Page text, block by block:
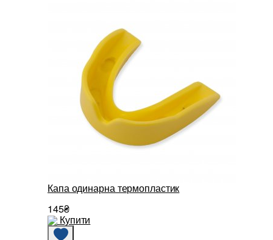
Капа одинарна термопластик
145₴
Купити